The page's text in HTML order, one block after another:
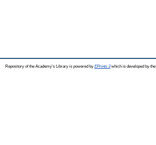
Repository of the Academy's Library is powered by EPrints 3which is developed by the